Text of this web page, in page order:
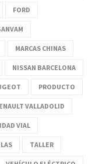
FORD
MARCAS CHINAS
NISSAN BARCELONA
PRODUCTO
VALLADOLID
VIAL
TALLER